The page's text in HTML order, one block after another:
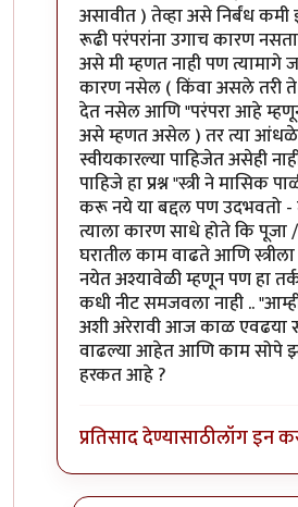
असावीत ) तेव्हा असे निर्बंध
रूढी परंपरांना उगाच कारण
असे मी म्हणत नाही पण त्यामागे
कारण नसेल ( किंवा असले तरी
देत नसेल आणि "परंपरा आहे
असे म्हणत असेल ) तर त्या
स्वीयकारल्या पाहिजेत असेही
पाहिजे हा प्रश्न "स्त्री ने मासिक
करू नये या बद्दल पण उदभवतो -
त्याला कारण साधे होते कि
घरातील काम वाढते आणि
नयेत अश्यावेळी म्हणून पण हा
कधी नीट समजवला नाही ..
अशी अरेरावी आज काळ एवढया
वाढल्या आहेत आणि काम सोपे
हरकत आहे ?
प्रतिसाद देण्यासाठीलॉग इन